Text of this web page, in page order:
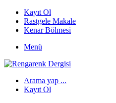
Kayıt Ol
Rastgele Makale
Kenar Bölmesi
Menü
Arama yap ...
Kayıt Ol